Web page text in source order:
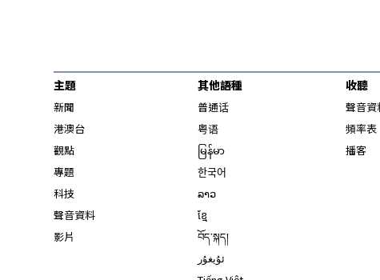
主題
新聞
港澳台
觀點
專題
科技
聲音資料
影片
其他語種
普通话
粤语
မြန်မာ
한국어
ລາວ
ខ្មែ
བོད་སྐད།
ئۇيغۇر
收聽
聲音資
頻率表
播客